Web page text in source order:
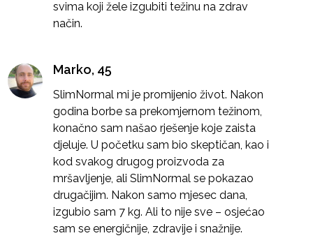
svima koji žele izgubiti težinu na zdrav
način.
Marko, 45
SlimNormal mi je promijenio život. Nakon
godina borbe sa prekomjernom težinom,
konačno sam našao rješenje koje zaista
djeluje. U početku sam bio skeptičan, kao i
kod svakog drugog proizvoda za
mršavljenje, ali SlimNormal se pokazao
drugačijim. Nakon samo mjesec dana,
izgubio sam 7 kg. Ali to nije sve – osjećao
sam se energičnije, zdravije i snažnije.